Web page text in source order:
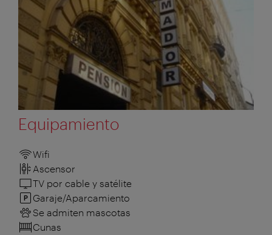
Equipamiento
Wifi
Ascensor
TV por cable y satélite
Garaje/Aparcamiento
Se admiten mascotas
Cunas